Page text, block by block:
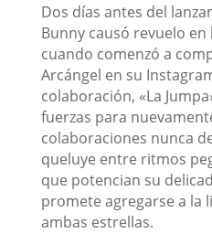
Dos días antes del
Bunny causó revuelo en
cuando comenzó a
Arcángel en su
colaboración, «La
fuerzas para
colaboraciones nunca
queluye entre ritmos
que potencian su
promete agregarse a la
ambas estrellas.